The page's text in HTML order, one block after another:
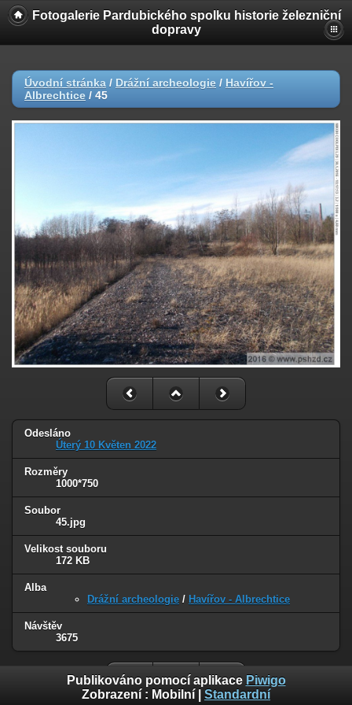
Fotogalerie Pardubického spolku historie železniční
dopravy
Úvodní stránka / Drážní archeologie / Havířov -
Albrechtice / 45
Odesláno
Úterý 10 Květen 2022
Rozměry
1000*750
Soubor
45.jpg
Velikost souboru
172 KB
Alba
Drážní archeologie / Havířov - Albrechtice
Návštěv
3675
Publikováno pomocí aplikace Piwigo
Zobrazení : Mobilní Standardní